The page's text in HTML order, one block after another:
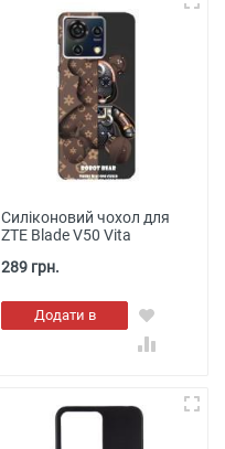
Силіконовий чохол для
ZTE Blade V50 Vita
289 грн.
Додати в
кошик